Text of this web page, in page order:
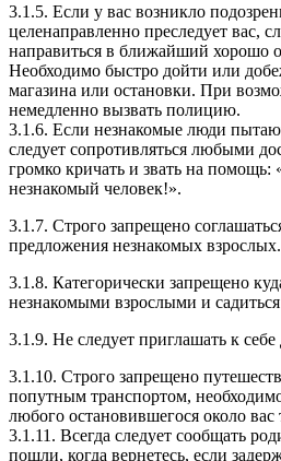
3.1.5. Если у вас возникло
целенаправленно преследует вас,
направиться в ближайший хорошо
Необходимо быстро дойти или
магазина или остановки. При
немедленно вызвать полицию.
3.1.6. Если незнакомые люди
следует сопротивляться любыми
громко кричать и звать на
незнакомый человек!».
3.1.7. Строго запрещено
предложения незнакомых взрослых.
3.1.8. Категорически запрещено
незнакомыми взрослыми и
3.1.9. Не следует приглашать к
3.1.10. Строго запрещено
попутным транспортом,
любого остановившегося около вас
3.1.11. Всегда следует сообщать
пошли, когда вернетесь, если